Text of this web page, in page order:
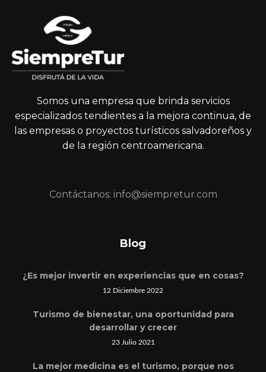
Somos una empresa que brinda servicios
especializados tendientes a la mejora continua, de
las empresas o proyectos turísticos salvadoreños y
de la región centroamericana.
Contáctanos: info@siempretur.com
Blog
¿Es mejor invertir en experiencias que en cosas?
12 Diciembre 2022
Turismo de bienestar, una oportunidad para
desarrollar y crecer
23 Julio 2021
La mejor medicina es el turismo, porque nos